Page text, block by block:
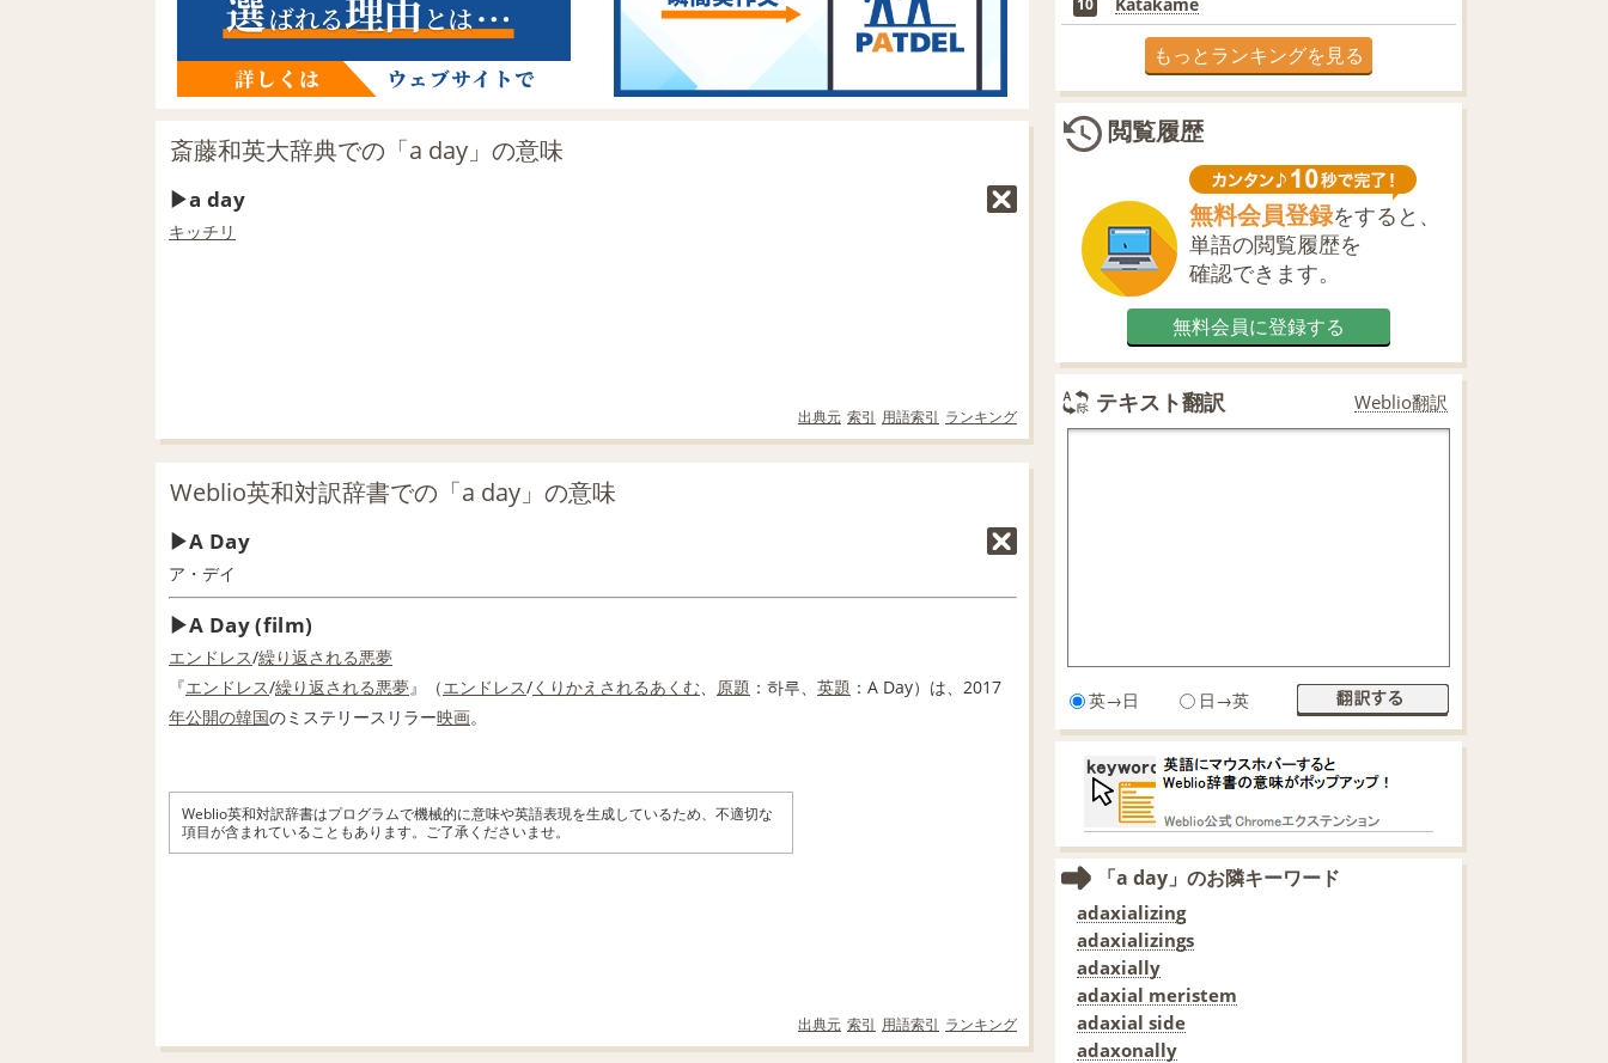
斎藤和英大辞典での「a day」の意味
a day
キッチリ
出典元 索引 用語索引 ランキング
Weblio英和対訳辞書での「a day」の意味
A Day
ア・デイ
A Day (film)
エンドレス/繰り返される悪夢
『エンドレス/繰り返される悪夢』（エンドレス/くりかえ されるあくむ、 原題 ：하루、 英題 ：A Day）は、2017
年公開の韓国のミステリースリラー映画。
Weblio英和対訳辞書はプログラムで機械的に意味や英語表現を生成しているため、不適切な
項目が含まれていることもあります。ご了承くださいませ。
出典元 索引 用語索引 ランキング
もっとランキングを見る
閲覧履歴
無料会員登録をすると、
単語の閲覧履歴を
確認できます。
無料会員に登録する
テキスト翻訳 Weblio翻訳
英→日 日→英
「a day」のお隣キーワード
adaxializing
adaxializings
adaxially
adaxial meristem
adaxial side
adaxonally